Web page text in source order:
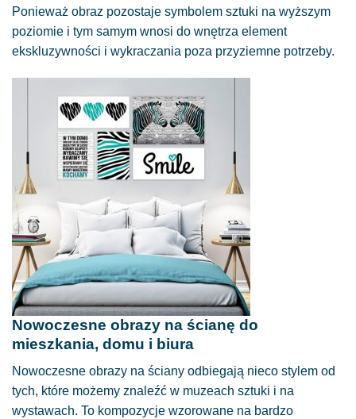
Ponieważ obraz pozostaje symbolem sztuki na wyższym
poziomie i tym samym wnosi do wnętrza element
ekskluzywności i wykraczania poza przyziemne potrzeby.
Nowoczesne obrazy na ścianę do
mieszkania, domu i biura
Nowoczesne obrazy na ściany odbiegają nieco stylem od
tych, które możemy znaleźć w muzeach sztuki i na
wystawach. To kompozycje wzorowane na bardzo